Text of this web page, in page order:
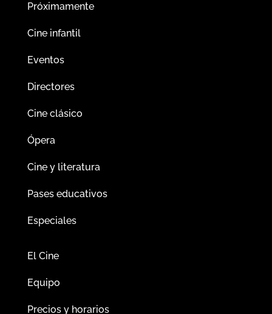
Próximamente
Cine infantil
Eventos
Directores
Cine clásico
Ópera
Cine y literatura
Pases educativos
Especiales
El Cine
Equipo
Precios y horarios